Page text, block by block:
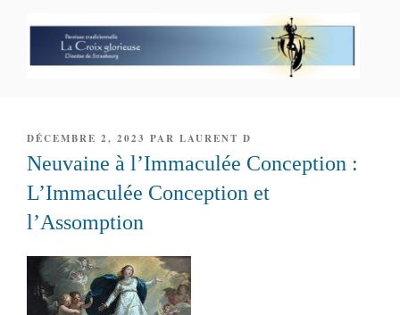
PUBLIÉ
LE
DÉCEMBRE 2, 2023 PAR LAURENT D
Neuvaine à l’Immaculée Conception :
L’Immaculée Conception et
l’Assomption